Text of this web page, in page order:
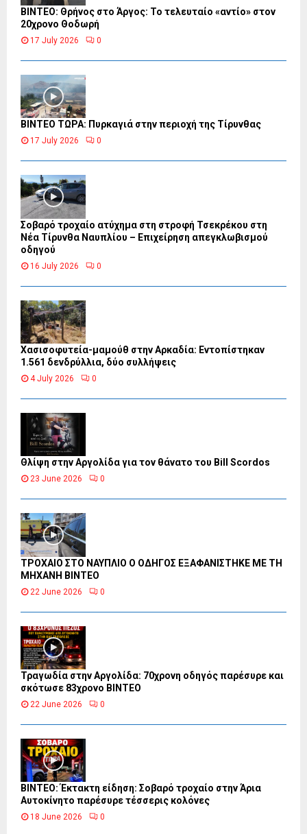
ΒΙΝΤΕΟ: Θρήνος στο Άργος: Το τελευταίο «αντίο» στον
20χρονο Θοδωρή
17 July 2026 0
ΒΙΝΤΕΟ ΤΩΡΑ: Πυρκαγιά στην περιοχή της Τίρυνθας
17 July 2026 0
Σοβαρό τροχαίο ατύχημα στη στροφή Τσεκρέκου στη
Νέα Τίρυνθα Ναυπλίου – Επιχείρηση απεγκλωβισμού
οδηγού
16 July 2026 0
Χασισοφυτεία-μαμούθ στην Αρκαδία: Εντοπίστηκαν
1.561 δενδρύλλια, δύο συλλήψεις
4 July 2026 0
Θλίψη στην Αργολίδα για τον θάνατο του Bill Scordos
23 June 2026 0
ΤΡΟΧΑΙΟ ΣΤΟ ΝΑΥΠΛΙΟ Ο ΟΔΗΓΟΣ ΕΞΑΦΑΝΙΣΤΗΚΕ ΜΕ ΤΗ
ΜΗΧΑΝΗ ΒΙΝΤΕΟ
22 June 2026 0
Τραγωδία στην Αργολίδα: 70χρονη οδηγός παρέσυρε και
σκότωσε 83χρονο ΒΙΝΤΕΟ
22 June 2026 0
ΒΙΝΤΕΟ: Έκτακτη είδηση: Σοβαρό τροχαίο στην Άρια
Αυτοκίνητο παρέσυρε τέσσερις κολόνες
18 June 2026 0